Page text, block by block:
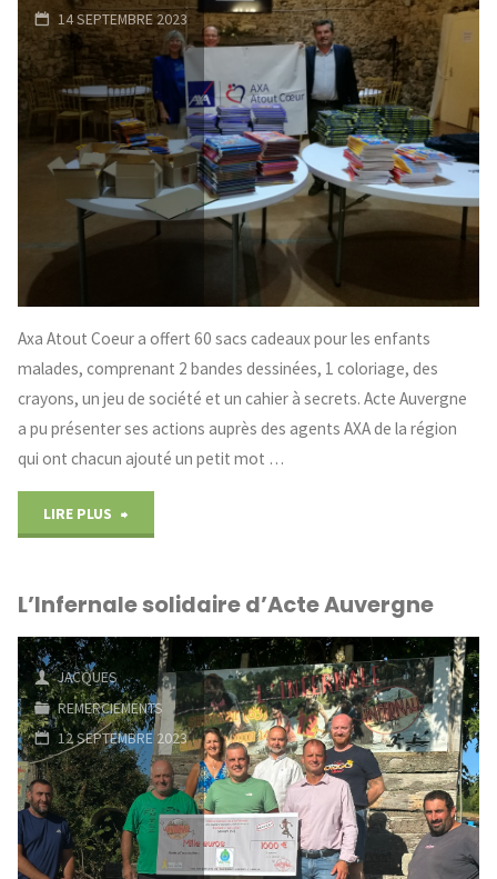
14 SEPTEMBRE 2023
Axa Atout Coeur a offert 60 sacs cadeaux pour les enfants
malades, comprenant 2 bandes dessinées, 1 coloriage, des
crayons, un jeu de société et un cahier à secrets. Acte Auvergne
a pu présenter ses actions auprès des agents AXA de la région
qui ont chacun ajouté un petit mot …
LIRE PLUS
au
grand
coeur"
L’Infernale solidaire d’Acte Auvergne
JACQUES
REMERCIEMENTS
12 SEPTEMBRE 2023